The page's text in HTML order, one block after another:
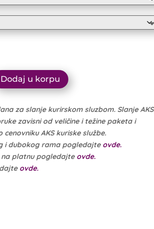
16.500 рсд
through
15.675 рсд
Dodaj u korpu
za slanje kurirskom sluzbom. Slanje AKS
zavisni od veličine i težine paketa i
AKS kuriske službe.
i dubokog rama pogledajte ovde.
na platnu pogledajte ovde.
ovde.